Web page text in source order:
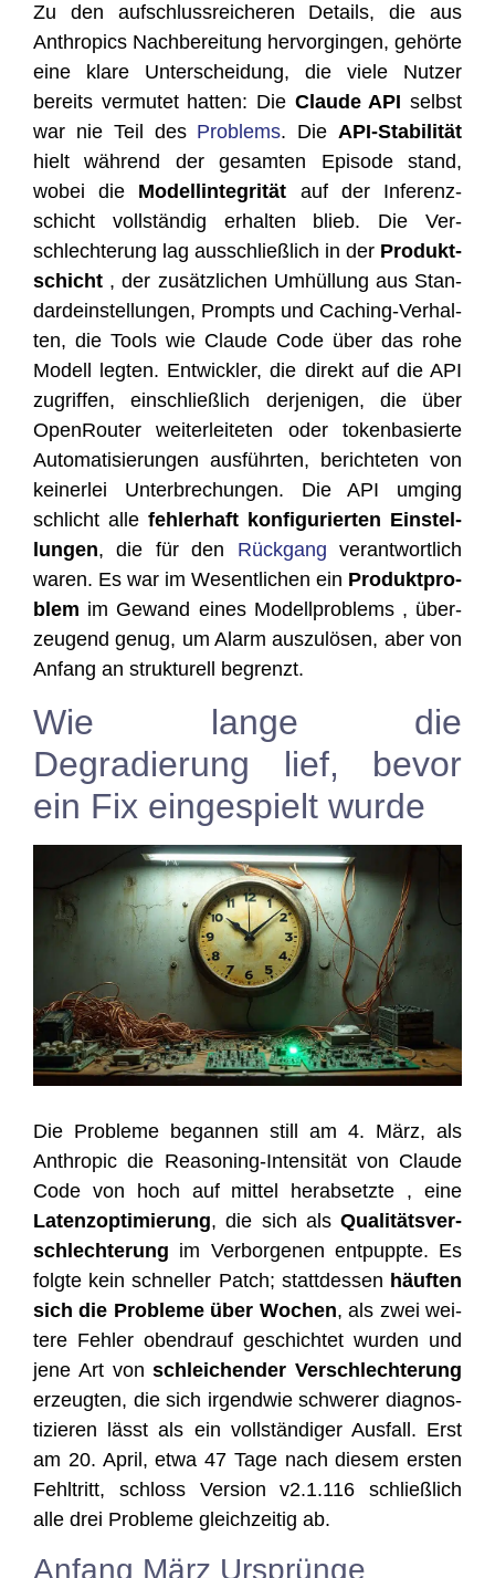
Zu den auf­schluss­rei­che­ren Details, die aus
Anthro­pics Nach­be­rei­tung her­vor­gin­gen, gehör­te
eine kla­re Unter­schei­dung, die vie­le Nut­zer
bereits ver­mu­tet hat­ten: Die Clau­de API selbst
war nie Teil des Pro­blems. DieAPI-Sta­bi­li­tät
hielt wäh­rend der gesam­ten Epi­so­de stand,
wobei die Modell­in­te­gri­tät auf der Infe­renz­
schicht voll­stän­dig erhal­ten blieb. Die Ver­
schlech­te­rung lag aus­schließ­lich in der Pro­dukt­
schicht , der zusätz­li­chen Umhül­lung aus Stan­
dard­ein­stel­lun­gen, Prompts und Caching-Ver­hal­
ten, die Tools wie Clau­de Code über das rohe
Modell leg­ten. Ent­wick­ler, die direkt auf die API
zugrif­fen, ein­schließ­lich der­je­ni­gen, die über
Open­Rou­ter wei­ter­lei­te­ten oder token­ba­sier­te
Auto­ma­ti­sie­run­gen aus­führ­ten, berich­te­ten von
kei­ner­lei Unter­bre­chun­gen. Die API umging
schlicht alle feh­ler­haft kon­fi­gu­rier­ten Ein­stel­
lun­gen, die für den Rück­gang ver­ant­wort­lich
waren. Es war im Wesent­li­chen ein Pro­dukt­pro­
blem im Gewand eines Modell­pro­blems , über­
zeu­gend genug, um Alarm aus­zu­lö­sen, aber von
Anfang an struk­tu­rell begrenzt.
Wie lange die
Degradierung lief, bevor
ein Fix eingespielt wurde
Die Pro­ble­me began­nen still am 4. März, als
Anthro­pic die Reaso­ning-Inten­si­tät von Clau­de
Code von hoch auf mit­tel her­ab­setz­te , eine
Latenz­op­ti­mie­rung, die sich als Qua­li­täts­ver­
schlech­te­rung im Ver­bor­ge­nen ent­pupp­te. Es
folg­te kein schnel­ler Patch; statt­des­sen häuf­ten
sich die Pro­ble­me über Wochen, als zwei wei­
te­re Feh­ler oben­drauf geschich­tet wur­den und
jene Art vonschlei­chen­der Ver­schlech­te­rung
erzeug­ten, die sich irgend­wie schwe­rer dia­gnos­
ti­zie­ren lässt als ein voll­stän­di­ger Aus­fall. Erst
am 20. April, etwa 47 Tage nach die­sem ers­ten
Fehl­tritt, schloss Ver­si­on v2.1.116 schließ­lich
alle drei Pro­ble­me gleich­zei­tig ab.
Anfang März Ursprünge